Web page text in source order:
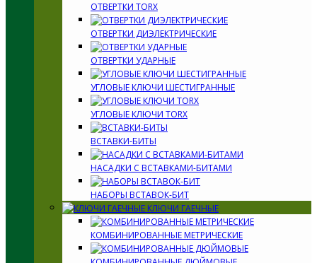
ОТВЕРТКИ TORX
ОТВЕРТКИ ДИЭЛЕКТРИЧЕСКИЕ
ОТВЕРТКИ УДАРНЫЕ
УГЛОВЫЕ КЛЮЧИ ШЕСТИГРАННЫЕ
УГЛОВЫЕ КЛЮЧИ TORX
ВСТАВКИ-БИТЫ
НАСАДКИ С ВСТАВКАМИ-БИТАМИ
НАБОРЫ ВСТАВОК-БИТ
КЛЮЧИ ГАЕЧНЫЕ
КОМБИНИРОВАННЫЕ МЕТРИЧЕСКИЕ